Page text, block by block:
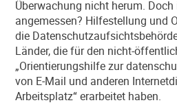
Überwachung nicht herum.
angemessen? Hilfestellung und
die
Länder, die für den nicht-
„Orientierungshilfe zur
von E‑Mail und anderen
Arbeitsplatz“ erarbeitet haben.